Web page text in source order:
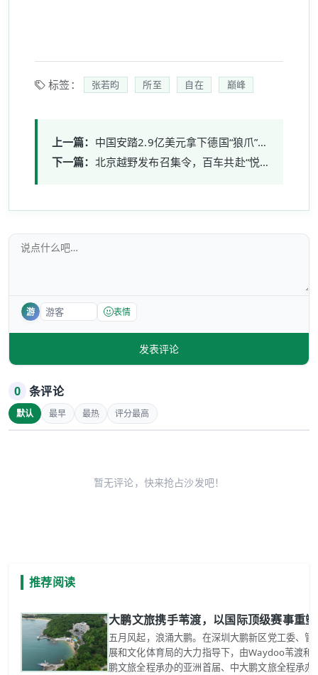
标签： 张若昀 所至 自在 巅峰
上一篇： 中国安踏2.9亿美元拿下德国“狼爪”，户外版图再添猛将
下一篇： 北京越野发布召集令，百车共赴“悦野·中国”川藏行！
游 表情
发表评论
0 条评论
默认 最早 最热 评分最高
暂无评论，快来抢占沙发吧！
推荐阅读
大鹏文旅携手苇渡，以国际顶级赛事重
五月风起，浪涌大鹏。在深圳大鹏新区党工委、
展和文化体育局的大力指导下，由Waydoo苇渡和
鹏文旅全程承办的亚洲首届、中大鹏文旅全程承